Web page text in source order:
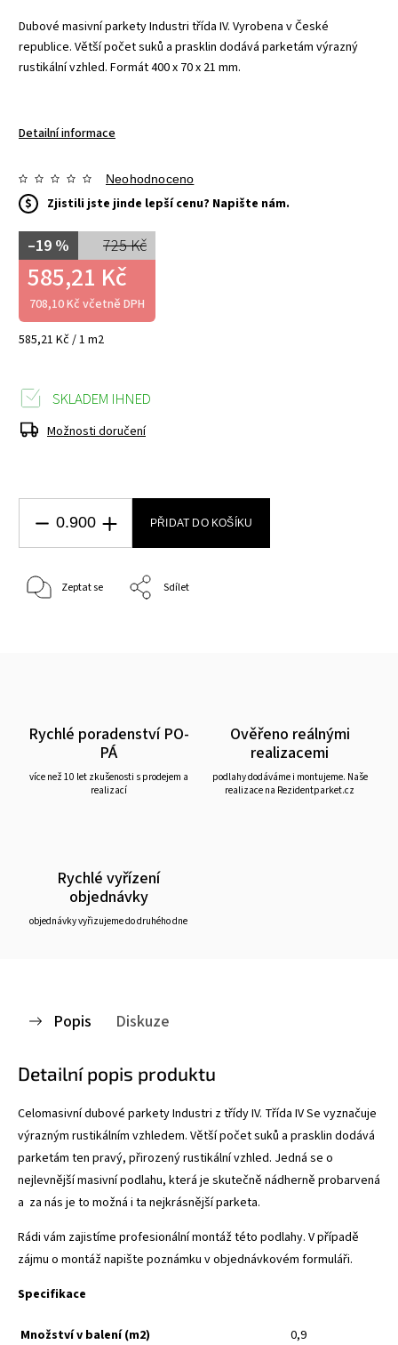
Dubové masivní parkety Industri třída IV. Vyrobena v České
republice. Větší počet suků a prasklin dodává parketám výrazný
rustikální vzhled. Formát 400 x 70 x 21 mm.
Detailní informace
Neohodnoceno
725 Kč
–19 %
585,21 Kč / 1 m2
585,21 Kč
708,10 Kč včetně DPH
$ Zjistili jste jinde lepší cenu? Napište nám.
SKLADEM IHNED
Možnosti doručení
PŘIDAT DO KOŠÍKU
Zeptat se Sdílet
Rychlé poradenství PO-
PÁ
více než 10 let zkušenosti s prodejem a
realizací
Ověřeno reálnými
realizacemi
podlahy dodáváme i montujeme. Naše
realizace na Rezidentparket.cz
Rychlé vyřízení
objednávky
objednávky vyřizujeme do druhého dne
Popis Diskuze
Detailní popis produktu
Celomasivní dubové parkety Industri z třídy IV. Třída IV Se vyznačuje
výrazným rustikálním vzhledem. Větší počet suků a prasklin dodává
parketám ten pravý, přirozený rustikální vzhled. Jedná se o
nejlevnější masivní podlahu, která je skutečně nádherně probarvená
a za nás je to možná i ta nejkrásnější parketa.
Rádi vám zajistíme profesionální montáž této podlahy. V případě
zájmu o montáž napište poznámku v objednávkovém formuláři.
Specifikace
Množství v balení (m2)
0,9